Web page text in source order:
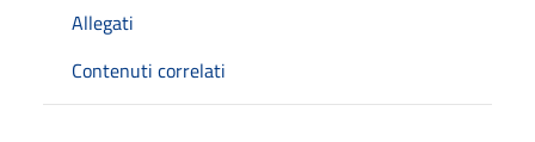
Allegati
Contenuti correlati